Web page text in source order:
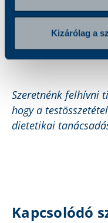
Kizárólag a
mozgás
alapot biztosít az
tökéletes eszköze
Szeretnénk felhívni
hogy a
dietetikai
Kapcsolódó